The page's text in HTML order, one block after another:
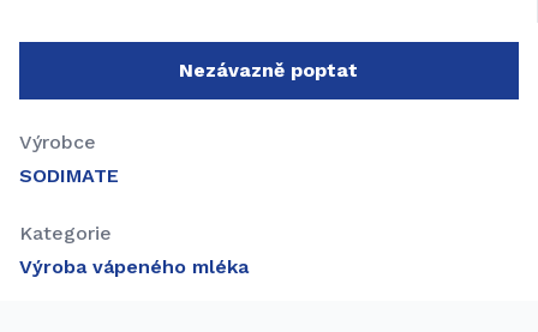
Nezávazně poptat
Výrobce
SODIMATE
Kategorie
Výroba vápeného mléka